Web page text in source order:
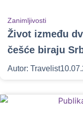
Zanimljivosti
Život između
češće biraju
Autor: Travelist